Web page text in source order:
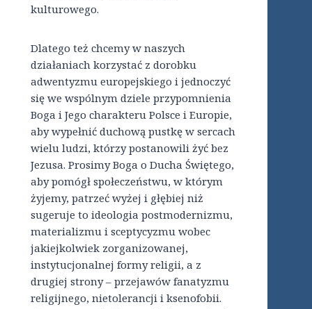
kulturowego.
Dlatego też chcemy w naszych
działaniach korzystać z dorobku
adwentyzmu europejskiego i jednoczyć
się we wspólnym dziele przypomnienia
Boga i Jego charakteru Polsce i Europie,
aby wypełnić duchową pustkę w sercach
wielu ludzi, którzy postanowili żyć bez
Jezusa. Prosimy Boga o Ducha Świętego,
aby pomógł społeczeństwu, w którym
żyjemy, patrzeć wyżej i głębiej niż
sugeruje to ideologia postmodernizmu,
materializmu i sceptycyzmu wobec
jakiejkolwiek zorganizowanej,
instytucjonalnej formy religii, a z
drugiej strony – przejawów fanatyzmu
religijnego, nietolerancji i ksenofobii.